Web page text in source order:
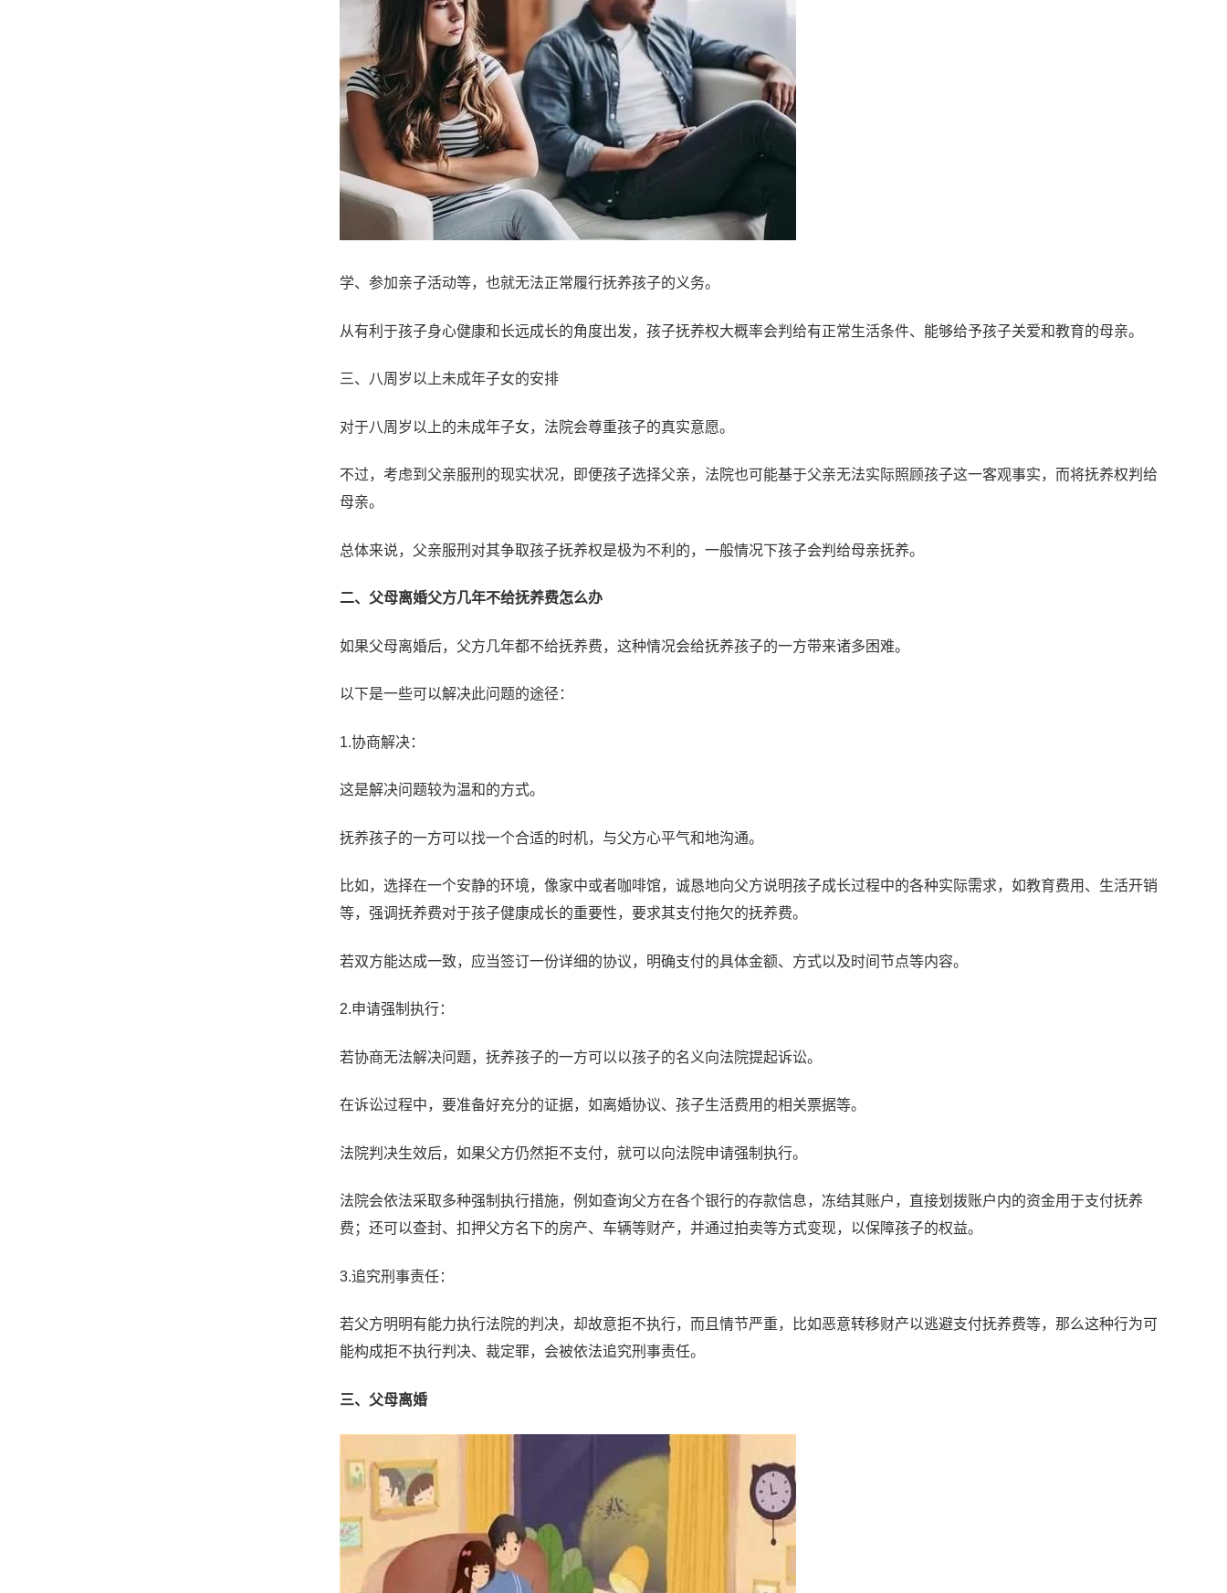
学、参加亲子活动等，也就无法正常履行抚养孩子的义务。
从有利于孩子身心健康和长远成长的角度出发，孩子抚养权大概率会判给有正常生活条件、能够给予孩子关爱和教育的母亲。
三、八周岁以上未成年子女的安排
对于八周岁以上的未成年子女，法院会尊重孩子的真实意愿。
不过，考虑到父亲服刑的现实状况，即便孩子选择父亲，法院也可能基于父亲无法实际照顾孩子这一客观事实，而将抚养权判给
母亲。
总体来说，父亲服刑对其争取孩子抚养权是极为不利的，一般情况下孩子会判给母亲抚养。
二、父母离婚父方几年不给抚养费怎么办
如果父母离婚后，父方几年都不给抚养费，这种情况会给抚养孩子的一方带来诸多困难。
以下是一些可以解决此问题的途径：
1.协商解决：
这是解决问题较为温和的方式。
抚养孩子的一方可以找一个合适的时机，与父方心平气和地沟通。
比如，选择在一个安静的环境，像家中或者咖啡馆，诚恳地向父方说明孩子成长过程中的各种实际需求，如教育费用、生活开销
等，强调抚养费对于孩子健康成长的重要性，要求其支付拖欠的抚养费。
若双方能达成一致，应当签订一份详细的协议，明确支付的具体金额、方式以及时间节点等内容。
2.申请强制执行：
若协商无法解决问题，抚养孩子的一方可以以孩子的名义向法院提起诉讼。
在诉讼过程中，要准备好充分的证据，如离婚协议、孩子生活费用的相关票据等。
法院判决生效后，如果父方仍然拒不支付，就可以向法院申请强制执行。
法院会依法采取多种强制执行措施，例如查询父方在各个银行的存款信息，冻结其账户，直接划拨账户内的资金用于支付抚养
费；还可以查封、扣押父方名下的房产、车辆等财产，并通过拍卖等方式变现，以保障孩子的权益。
3.追究刑事责任：
若父方明明有能力执行法院的判决，却故意拒不执行，而且情节严重，比如恶意转移财产以逃避支付抚养费等，那么这种行为可
能构成拒不执行判决、裁定罪，会被依法追究刑事责任。
三、父母离婚